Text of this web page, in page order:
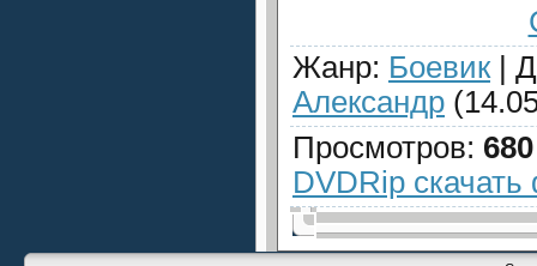
Жанр: Боевик |
Александр
Просмотров: 680
DVDRip